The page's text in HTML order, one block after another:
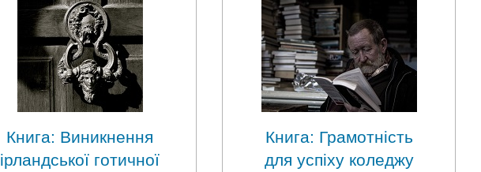
Книга: Виникнення
ірландської готичної
Книга: Грамотність
для успіху коледжу